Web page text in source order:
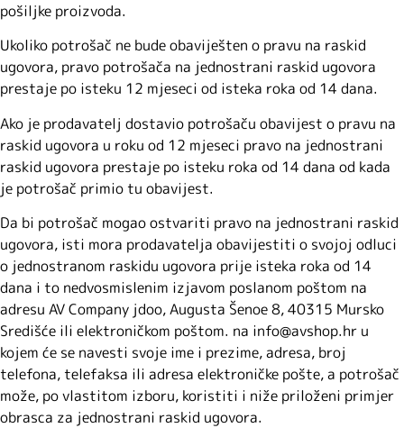
pošiljke proizvoda.
Ukoliko potrošač ne bude obaviješten o pravu na raskid
ugovora, pravo potrošača na jednostrani raskid ugovora
prestaje po isteku 12 mjeseci od isteka roka od 14 dana.
Ako je prodavatelj dostavio potrošaču obavijest o pravu na
raskid ugovora u roku od 12 mjeseci pravo na jednostrani
raskid ugovora prestaje po isteku roka od 14 dana od kada
je potrošač primio tu obavijest.
Da bi potrošač mogao ostvariti pravo na jednostrani raskid
ugovora, isti mora prodavatelja obavijestiti o svojoj odluci
o jednostranom raskidu ugovora prije isteka roka od 14
dana i to nedvosmislenim izjavom poslanom poštom na
adresu AV Company jdoo, Augusta Šenoe 8, 40315 Mursko
Središće ili elektroničkom poštom. na info@avshop.hr u
kojem će se navesti svoje ime i prezime, adresa, broj
telefona, telefaksa ili adresa elektroničke pošte, a potrošač
može, po vlastitom izboru, koristiti i niže priloženi primjer
obrasca za jednostrani raskid ugovora.